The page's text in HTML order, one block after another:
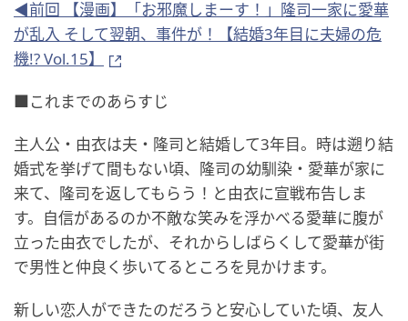
◀前回 【漫画】「お邪魔しまーす！」隆司一家に愛華
が乱入 そして翌朝、事件が！【結婚3年目に夫婦の危
機!? Vol.15】
■これまでのあらすじ
主人公・由衣は夫・隆司と結婚して3年目。時は遡り結
婚式を挙げて間もない頃、隆司の幼馴染・愛華が家に
来て、隆司を返してもらう！と由衣に宣戦布告しま
す。自信があるのか不敵な笑みを浮かべる愛華に腹が
立った由衣でしたが、それからしばらくして愛華が街
で男性と仲良く歩いてるところを見かけます。
新しい恋人ができたのだろうと安心していた頃、友人